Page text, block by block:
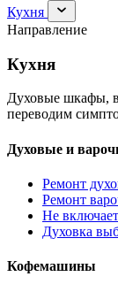
Кухня
Раскрыть
раздел
Кухня
Направление
Кухня
Духовые шкафы,
переводим
Духовые и
Ремонт
Ремонт
Не
Духовка
Кофемашины